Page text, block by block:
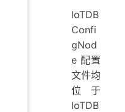
IoTDB
Confi
gNod
e 配置
文件均
位于
IoTDB